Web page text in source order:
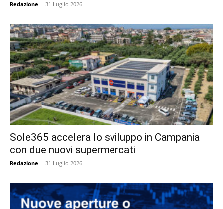
Redazione - 31 Luglio 2026
Sole365 accelera lo sviluppo in Campania
con due nuovi supermercati
Redazione - 31 Luglio 2026